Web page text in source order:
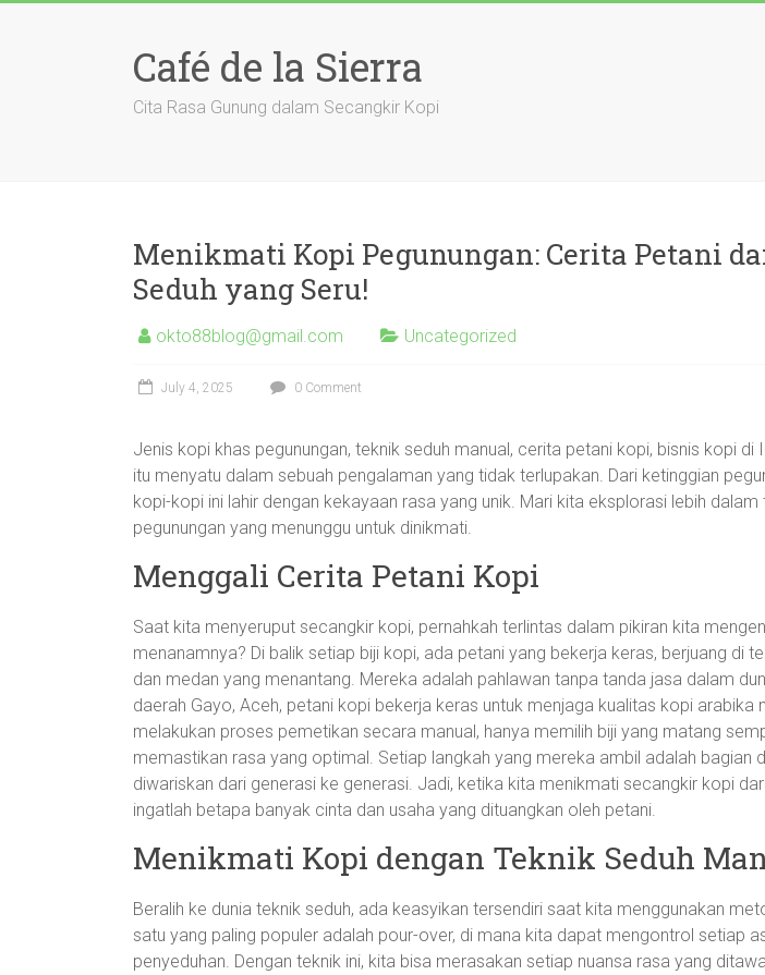
Café de la Sierra
Cita Rasa Gunung dalam Secangkir Kopi
Menikmati Kopi Pegunungan: Cerita Petani
Seduh yang Seru!
okto88blog@gmail.com Uncategorized
July 4, 2025 0 Comment
Jenis kopi khas pegunungan, teknik seduh manual, cerita petani kopi, bisnis kopi
itu menyatu dalam sebuah pengalaman yang tidak terlupakan. Dari ketinggian
kopi-kopi ini lahir dengan kekayaan rasa yang unik. Mari kita eksplorasi lebih
pegunungan yang menunggu untuk dinikmati.
Menggali Cerita Petani Kopi
Saat kita menyeruput secangkir kopi, pernahkah terlintas dalam pikiran kita
menanamnya? Di balik setiap biji kopi, ada petani yang bekerja keras, berjuang di
dan medan yang menantang. Mereka adalah pahlawan tanpa tanda jasa dalam
daerah Gayo, Aceh, petani kopi bekerja keras untuk menjaga kualitas kopi arabika
melakukan proses pemetikan secara manual, hanya memilih biji yang matang
memastikan rasa yang optimal. Setiap langkah yang mereka ambil adalah bagian
diwariskan dari generasi ke generasi. Jadi, ketika kita menikmati secangkir kopi
ingatlah betapa banyak cinta dan usaha yang dituangkan oleh petani.
Menikmati Kopi dengan Teknik Seduh
Beralih ke dunia teknik seduh, ada keasyikan tersendiri saat kita menggunakan
satu yang paling populer adalah pour-over, di mana kita dapat mengontrol setiap
penyeduhan. Dengan teknik ini, kita bisa merasakan setiap nuansa rasa yang